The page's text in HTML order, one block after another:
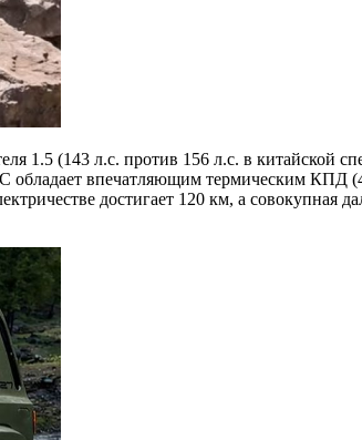
1.5 (143 л.с. против 156 л.с. в китайской
впечатляющим термическим КПД
достигает 120 км, а